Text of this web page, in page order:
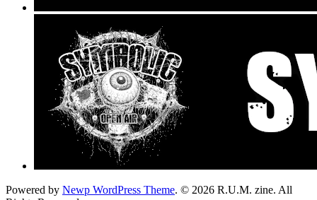
Powered by Newp WordPress Theme. © 2026 R.U.M. zine. All